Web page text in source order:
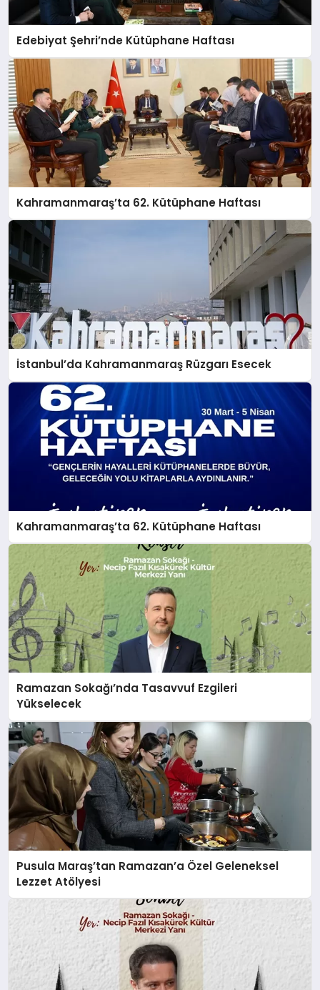
Edebiyat Şehri’nde Kütüphane Haftası
Kahramanmaraş’ta 62. Kütüphane Haftası
İstanbul’da Kahramanmaraş Rüzgarı Esecek
Kahramanmaraş’ta 62. Kütüphane Haftası
Ramazan Sokağı’nda Tasavvuf Ezgileri
Yükselecek
Pusula Maraş’tan Ramazan’a Özel Geleneksel
Lezzet Atölyesi